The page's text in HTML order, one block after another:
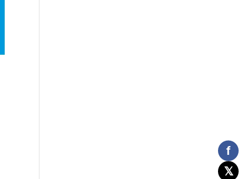
f
𝕏